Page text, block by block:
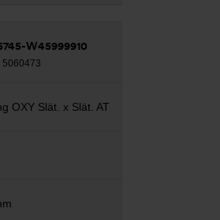
W45999910
5060473
OXY Slät. x Slät. AT